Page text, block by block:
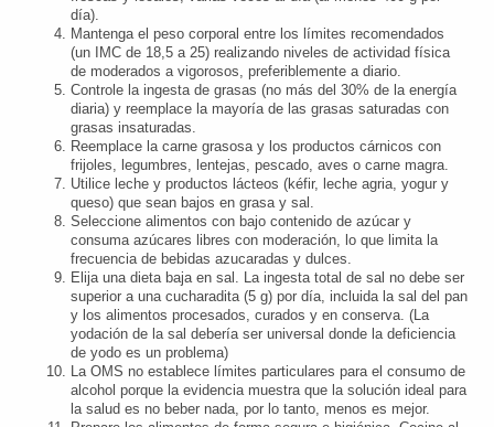
día).
Mantenga el peso corporal entre los límites recomendados
(un IMC de 18,5 a 25) realizando niveles de actividad física
de moderados a vigorosos, preferiblemente a diario.
Controle la ingesta de grasas (no más del 30% de la energía
diaria) y reemplace la mayoría de las grasas saturadas con
grasas insaturadas.
Reemplace la carne grasosa y los productos cárnicos con
frijoles, legumbres, lentejas, pescado, aves o carne magra.
Utilice leche y productos lácteos (kéfir, leche agria, yogur y
queso) que sean bajos en grasa y sal.
Seleccione alimentos con bajo contenido de azúcar y
consuma azúcares libres con moderación, lo que limita la
frecuencia de bebidas azucaradas y dulces.
Elija una dieta baja en sal. La ingesta total de sal no debe ser
superior a una cucharadita (5 g) por día, incluida la sal del pan
y los alimentos procesados, curados y en conserva. (La
yodación de la sal debería ser universal donde la deficiencia
de yodo es un problema)
La OMS no establece límites particulares para el consumo de
alcohol porque la evidencia muestra que la solución ideal para
la salud es no beber nada, por lo tanto, menos es mejor.